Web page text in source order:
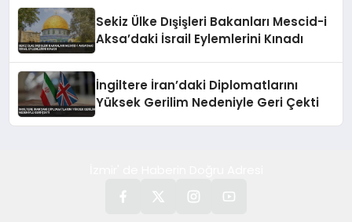
Sekiz Ülke Dışişleri Bakanları Mescid-i
Aksa’daki İsrail Eylemlerini Kınadı
İngiltere İran’daki Diplomatlarını
Yüksek Gerilim Nedeniyle Geri Çekti